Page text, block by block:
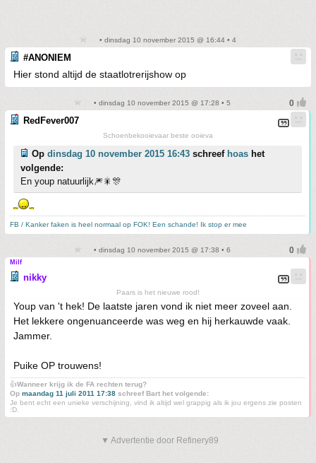
• dinsdag 10 november 2015 @ 16:44 • 4
#ANONIEM
Hier stond altijd de staatlotrerijshow op
• dinsdag 10 november 2015 @ 17:28 • 5
RedFever007
Schoenbekooievaar beste ooieva
Op dinsdag 10 november 2015 16:43 schreef hoas het
volgende:
En youp natuurlijk🎆🎇🎊
FB / Kanker faken is heel normaal op FOK! Een schande! Ik stop er mee
• dinsdag 10 november 2015 @ 17:38 • 6
Milf
nikky
Paars is het nieuwe rood!
Youp van 't hek! De laatste jaren vond ik niet meer zoveel aan.
Het lekkere ongenuanceerde was weg en hij herkauwde vaak.
Jammer.
Puike OP trouwens!
👍Wanneer krijg ik de FA rechten terug?
Op maandag 11 juli 2011 17:38 schreef Bart het volgende:
Je bent echt een unieke verschijning, vind ik altijd wel grappig als ik jou ergens zie posten
:D.
▼ Advertentie door Refinery89